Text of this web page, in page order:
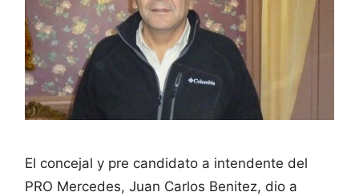
El concejal y pre candidato a intendente del
PRO Mercedes, Juan Carlos Benitez, dio a